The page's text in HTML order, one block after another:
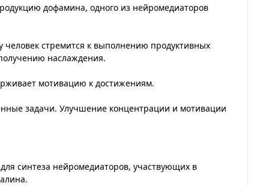
дофамина, одного из нейромедиаторов
человек стремится к выполнению продуктивных
наслаждения.
мотивацию к достижениям.
задачи. Улучшение концентрации и мотивации
синтеза нейромедиаторов, участвующих в